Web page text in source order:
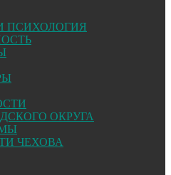
ПСИХОЛОГИЯ
ОКРУГА
ЧЕХОВА